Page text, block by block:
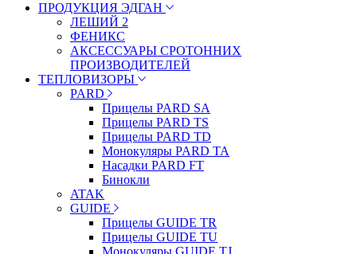
ПРОДУКЦИЯ ЭДГАН
ЛЕШИЙ 2
ФЕНИКС
АКСЕССУАРЫ СРОТОННИХ
ПРОИЗВОДИТЕЛЕЙ
ТЕПЛОВИЗОРЫ
PARD
Прицелы PARD SA
Прицелы PARD TS
Прицелы PARD TD
Монокуляры PARD TA
Насадки PARD FT
Бинокли
ATAK
GUIDE
Прицелы GUIDE TR
Прицелы GUIDE TU
Монокуляры GUIDE TJ